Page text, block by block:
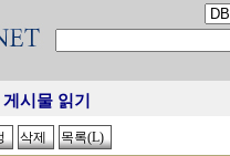
시물 읽기